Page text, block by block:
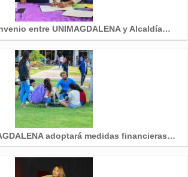
entre UNIMAGDALENA y Alcaldía…
adoptará medidas financieras…